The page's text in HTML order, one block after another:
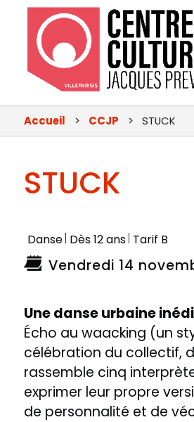
Menu
principal
-
Accueil CCJP STUCK
STUCK
Danse Dès 12 ans Tarif B
Vendredi 14
Une danse urbaine
Écho au waacking (un
célébration du collectif,
rassemble cinq
exprimer leur propre
de personnalité et de